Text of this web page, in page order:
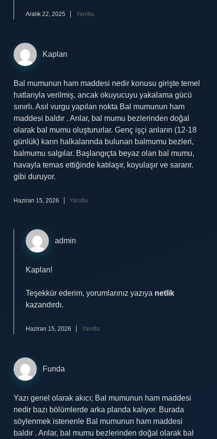
Aralık 22, 2025 Yanıtla
Kaplan
Bal mumunun ham maddesi nedir konusu girişte temel
hatlarıyla verilmiş, ancak okuyucuyu yakalama gücü
sınırlı. Asıl vurgu yapılan nokta Bal mumunun ham
maddesi baldır . Arılar, bal mumu bezlerinden doğal
olarak bal mumu oluştururlar. Genç işçi arıların (12-18
günlük) karın halkalarında bulunan balmumu bezleri,
balmumu salgılar. Başlangıçta beyaz olan bal mumu,
havayla temas ettiğinde katılaşır, koyulaşır ve sararır.
gibi duruyor.
Haziran 15, 2026 Yanıtla
admin
Kaplan!
Teşekkür ederim, yorumlarınız yazıya netlik
kazandırdı.
Haziran 15, 2026 Yanıtla
Funda
Yazı genel olarak akıcı; Bal mumunun ham maddesi
nedir bazı bölümlerde arka planda kalıyor. Burada
söylenmek istenenle Bal mumunun ham maddesi
baldır . Arılar, bal mumu bezlerinden doğal olarak bal